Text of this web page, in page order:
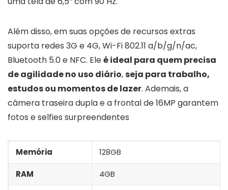
Além disso, em suas opções de recursos extras
suporta redes 3G e 4G, Wi-Fi 802.11 a/b/g/n/ac,
Bluetooth 5.0 e NFC. Eleé ideal para quem precisa
de agilidade no uso diário,seja para trabalho,
estudos ou momentos de lazer. Ademais, a
câmera traseira dupla e a frontal de 16MP garantem
fotos e selfies surpreendentes
Memória 128GB
RAM 4GB